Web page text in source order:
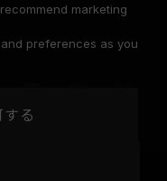
marketing
preferences as you
る